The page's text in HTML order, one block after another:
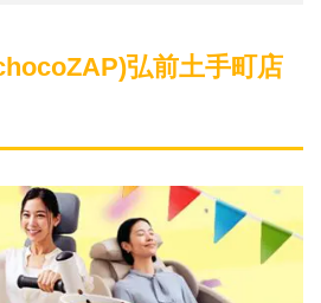
弘前土手町店